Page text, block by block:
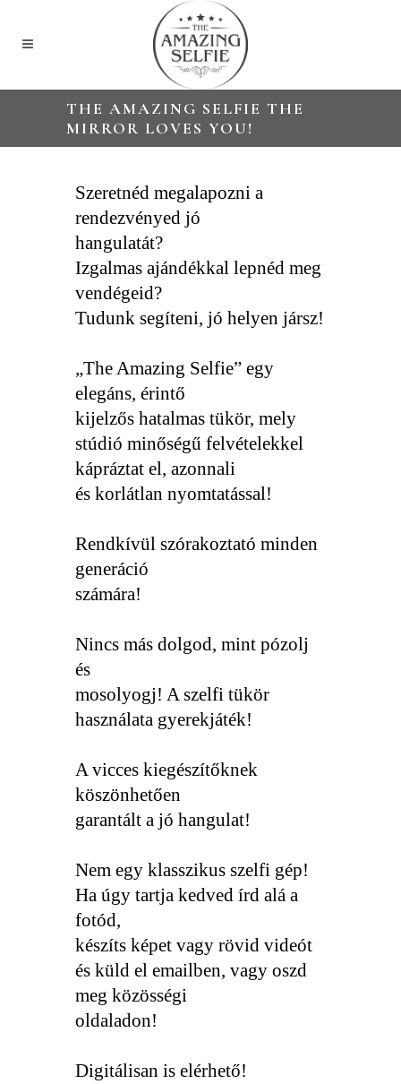
THE AMAZING SELFIE THE
MIRROR LOVES YOU!
Szeretnéd megalapozni a
rendezvényed jó
hangulatát?
Izgalmas ajándékkal lepnéd meg
vendégeid?
Tudunk segíteni, jó helyen jársz!
„The Amazing Selfie” egy
elegáns, érintő
kijelzős hatalmas tükör, mely
stúdió minőségű felvételekkel
kápráztat el, azonnali
és korlátlan nyomtatással!
Rendkívül szórakoztató minden
generáció
számára!
Nincs más dolgod, mint pózolj
és
mosolyogj! A szelfi tükör
használata gyerekjáték!
A vicces kiegészítőknek
köszönhetően
garantált a jó hangulat!
Nem egy klasszikus szelfi gép!
Ha úgy tartja kedved írd alá a
fotód,
készíts képet vagy rövid videót
és küld el emailben, vagy oszd
meg közösségi
oldaladon!
Digitálisan is elérhető!